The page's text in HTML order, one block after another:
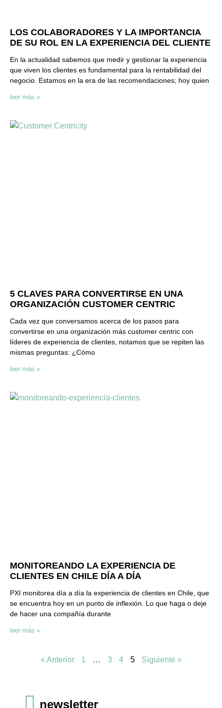
LOS COLABORADORES Y LA IMPORTANCIA
DE SU ROL EN LA EXPERIENCIA DEL CLIENTE
En la actualidad sabemos que medir y gestionar la experiencia
que viven los clientes es fundamental para la rentabilidad del
negocio. Estamos en la era de las recomendaciones; hoy quien
leer más »
5 CLAVES PARA CONVERTIRSE EN UNA
ORGANIZACIÓN CUSTOMER CENTRIC
Cada vez que conversamos acerca de los pasos para
convertirse en una organización más customer centric con
líderes de experiencia de clientes, notamos que se repiten las
mismas preguntas: ¿Cómo
leer más »
MONITOREANDO LA EXPERIENCIA DE
CLIENTES EN CHILE DÍA A DÍA
PXI monitorea día a día la experiencia de clientes en Chile, que
se encuentra hoy en un punto de inflexión. Lo que haga o deje
de hacer una compañía durante
leer más »
« Anterior 1 … 3 4 5 Siguiente »
newsletter